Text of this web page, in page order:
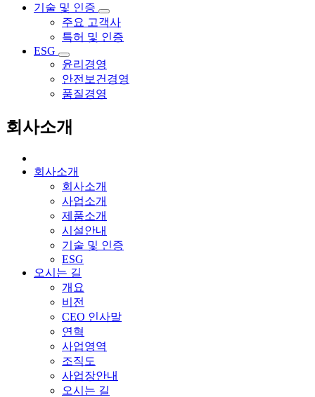
기술 및 인증
주요 고객사
특허 및 인증
ESG
윤리경영
안전보건경영
품질경영
회사소개
회사소개
회사소개
사업소개
제품소개
시설안내
기술 및 인증
ESG
오시는 길
개요
비전
CEO 인사말
연혁
사업영역
조직도
사업장안내
오시는 길